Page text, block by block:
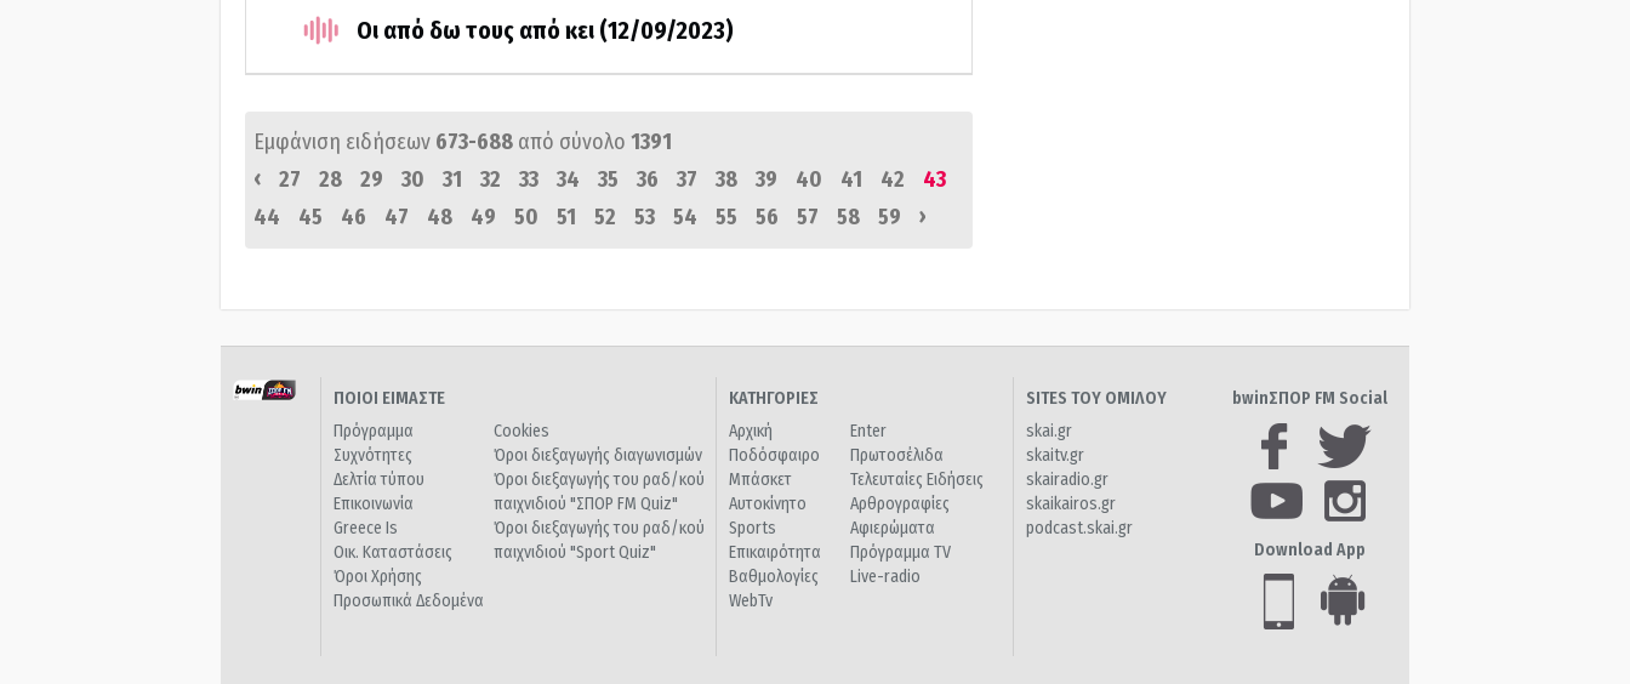
Οι από δω τους από κει (12/09/2023)
Εμφάνιση ειδήσεων 673-688 από σύνολο 1391
‹
27 28 29 30 31 32 33 34 35 36 37 38 39 40 41 42
43
44
45 46 47 48 49 50 51 52 53 54 55 56 57 58 59 ›
ΠΟΙΟΙ ΕΙΜΑΣΤΕ
Πρόγραμμα
Συχνότητες
Δελτία τύπου
Επικοινωνία
Greece Is
Οικ. Καταστάσεις
Όροι Χρήσης
Προσωπικά Δεδομένα
Cookies
Όροι διεξαγωγής διαγωνισμών
Όροι διεξαγωγής του ραδ/κού
παιχνιδιού "ΣΠΟΡ FM Quiz"
Όροι διεξαγωγής του ραδ/κού
παιχνιδιού "Sport Quiz"
ΚΑΤΗΓΟΡΙΕΣ
Αρχική
Ποδόσφαιρο
Μπάσκετ
Αυτοκίνητο
Sports
Επικαιρότητα
Βαθμολογίες
WebTv
Enter
Πρωτοσέλιδα
Τελευταίες Ειδήσεις
Αρθρογραφίες
Αφιερώματα
Πρόγραμμα TV
Live-radio
SITES ΤΟΥ ΟΜΙΛΟΥ
skai.gr
skaitv.gr
skairadio.gr
skaikairos.gr
podcast.skai.gr
bwinΣΠΟΡ FM Social
Download App